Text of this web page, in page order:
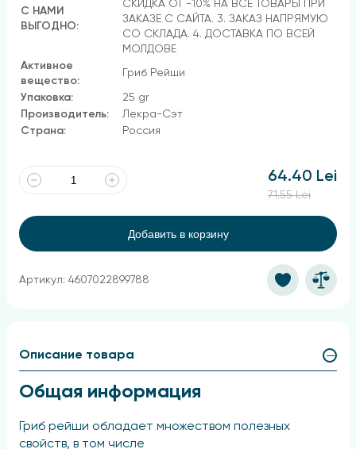
С НАМИ
ВЫГОДНО:
СКИДКА ОТ -10% НА ВСЕ ТОВАРЫ ПРИ
ЗАКАЗЕ С САЙТА. 3. ЗАКАЗ НАПРЯМУЮ
СО СКЛАДА. 4. ДОСТАВКА ПО ВСЕЙ
МОЛДОВЕ
Активное
вещество:
Гриб Рейши
Упаковка:
25 gr
Производитель:
Лекра-Сэт
Страна:
Россия
64.40 Lei
71.55 Lei
Добавить в корзину
Артикул: 4607022899788
Описание товара
Общая информация
Гриб рейши обладает множеством полезных
свойств, в том числе